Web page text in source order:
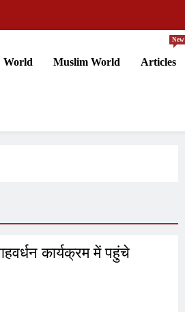
World Muslim World Articles
New
कार्यक्रम में पहुंचे